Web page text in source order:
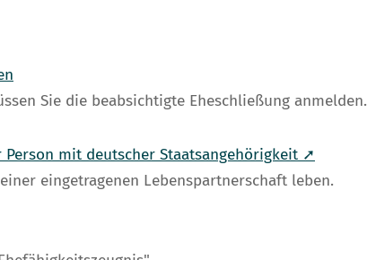
Sie die beabsichtigte Eheschließung anmelden.
mit deutscher Staatsangehörigkeit ➚
eingetragenen Lebenspartnerschaft leben.